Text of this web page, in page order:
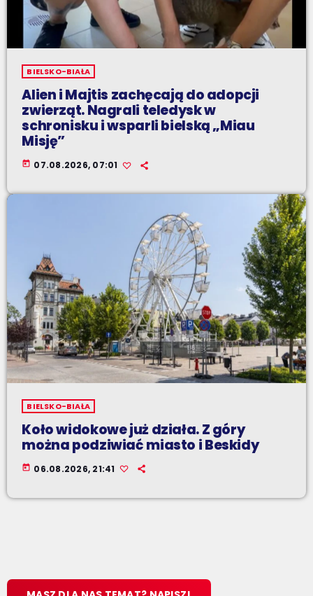
BIELSKO-BIAŁA
Alien i Majtis zachęcają do adopcji
zwierząt. Nagrali teledysk w
schronisku i wsparli bielską „Miau
Misję”
today 07.08.2026, 07:01
BIELSKO-BIAŁA
Koło widokowe już działa. Z góry
można podziwiać miasto i Beskidy
today 06.08.2026, 21:41